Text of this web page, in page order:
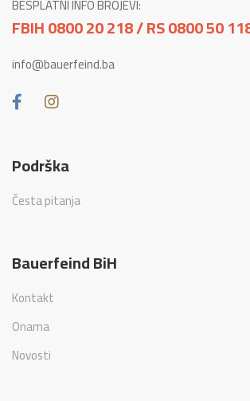
BESPLATNI INFO BROJEVI:
FBIH 0800 20 218 / RS 0800 50
info@bauerfeind.ba
Podrška
Česta pitanja
Bauerfeind BiH
Kontakt
Onama
Novosti